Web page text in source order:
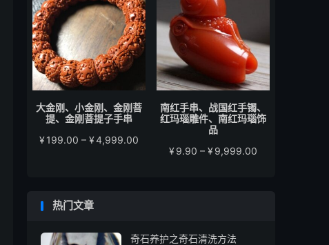
¥100.00
至
¥800,000,000.00
¥180,000.00
大金刚、小金刚、金刚菩
提、金刚菩提子手串
¥199.00 – ¥4,999.00
南红手串、战国红手镯、
红玛瑙雕件、南红玛瑙饰
品
¥9.90 – ¥9,999.00
热门文章
奇石养护之奇石清洗方法